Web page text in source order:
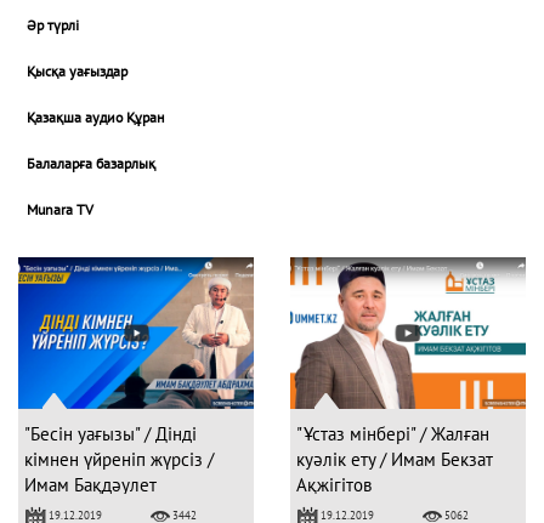
Әр түрлі
Қысқа уағыздар
Қазақша аудио Құран
Балаларға базарлық
Munara TV
"Бесін уағызы" / Дінді
кімнен үйреніп жүрсіз /
Имам Бақдәулет
АБДРАХМАНОВ
19.12.2019 3442
"Ұстаз мінбері" / Жалған
куәлік ету / Имам Бекзат
Ақжігітов
19.12.2019 5062